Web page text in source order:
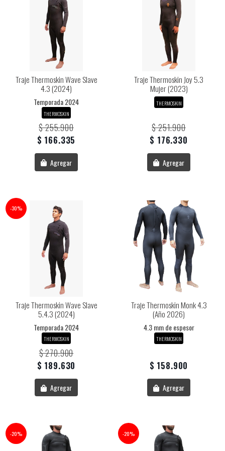
Traje Thermoskin Wave Slave
4.3 (2024)
Temporada 2024
THERMOSKIN
$ 255.900
$ 166.335
Agregar
Traje Thermoskin Joy 5.3
Mujer (2023)
THERMOSKIN
$ 251.900
$ 176.330
Agregar
-30%
Traje Thermoskin Wave Slave
5.4.3 (2024)
Temporada 2024
THERMOSKIN
$ 270.900
$ 189.630
Agregar
Traje Thermoskin Monk 4.3
(año 2026)
4.3 mm de espesor
THERMOSKIN
$ 158.900
Agregar
-20% -20%